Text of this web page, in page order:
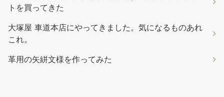
サムコス レザークラフト 革工具セット 裁縫工具 皮革工具 針 手作
り 革用 レザー 紐 ワックス糸 手縫い 工具 DIY 縫製キット ザーツ
トを買ってきた
大塚屋 車道本店にやってきました。気になるものあれ
これ。
革用の矢絣文様を作ってみた